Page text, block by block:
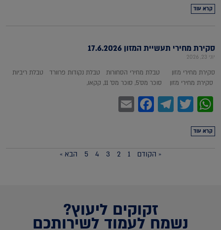
קרא עוד
סקירת מחירי תעשיית המזון 17.6.2026
יוני 23, 2026
סקירת מחירי מזון טבלת מחירי הסחורות טבלת נקודות פרוורד טבלת ריביות
סקירת מחירי מזון סוכר מס'5, סוכר מס' 11, קקאו,
WhatsApp
Twitter
Telegram
Facebook
קרא עוד
« הקודם 1
2
3
4
5 הבא »
זקוקים ליעוץ?
נשמח לעמוד לשירותכם